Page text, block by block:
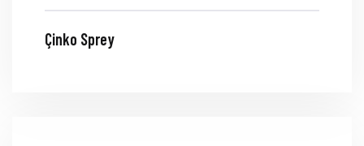
Çinko Sprey